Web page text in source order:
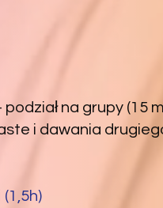
na grupy (15
i dawania
(1,5h)